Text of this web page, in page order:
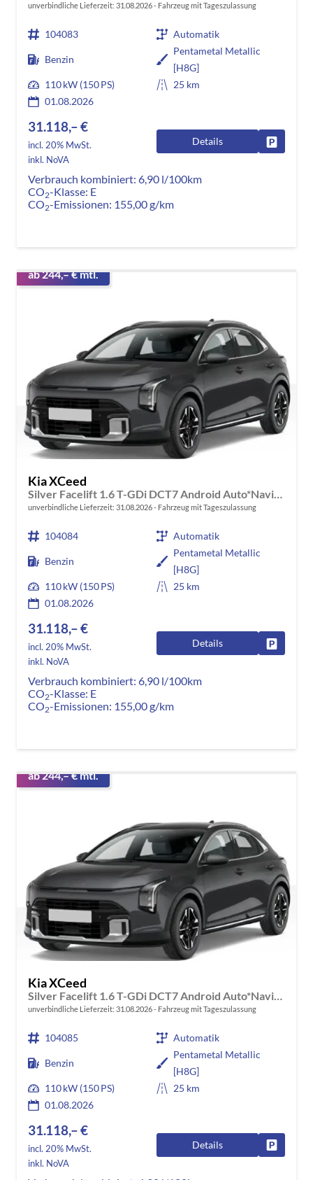
unverbindliche Lieferzeit: 31.08.2026 Fahrzeug mit Tageszulassung
104083 Automatik
Benzin
Pentametal Metallic
[H8G]
110 kW (150 PS)
25 km
01.08.2026
31.118,– €
incl. 20% MwSt.
inkl. NoVA
Details
Verbrauch kombiniert: 6,90 l/100km
CO2-Klasse: E
CO2-Emissionen: 155,00 g/km
ab 244,– € mtl.
Kia XCeed
Silver Facelift 1.6 T-GDi DCT7 Android Auto*Navi*SHZ*Kamera*2Z-Klimaauto*PrivacyGlas
unverbindliche Lieferzeit: 31.08.2026 Fahrzeug mit Tageszulassung
104084 Automatik
Benzin
Pentametal Metallic
[H8G]
110 kW (150 PS)
25 km
01.08.2026
31.118,– €
incl. 20% MwSt.
inkl. NoVA
Details
Verbrauch kombiniert: 6,90 l/100km
CO2-Klasse: E
CO2-Emissionen: 155,00 g/km
ab 244,– € mtl.
Kia XCeed
unverbindliche Lieferzeit: 31.08.2026 Fahrzeug mit Tageszulassung
104085 Automatik
Benzin
Pentametal Metallic
[H8G]
110 kW (150 PS)
25 km
01.08.2026
31.118,– €
incl. 20% MwSt.
inkl. NoVA
Details